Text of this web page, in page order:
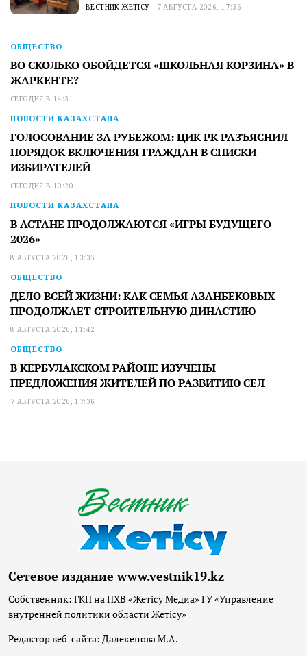
ВЕСТНИК ЖЕТІСУ 7 АВГУСТА 2026, 17:36
ОБЩЕСТВО
ВО СКОЛЬКО ОБОЙДЕТСЯ «ШКОЛЬНАЯ КОРЗИНА» В
ЖАРКЕНТЕ?
СЕГОДНЯ В 14:31
НОВОСТИ КАЗАХСТАНА
ГОЛОСОВАНИЕ ЗА РУБЕЖОМ: ЦИК РК РАЗЪЯСНИЛ
ПОРЯДОК ВКЛЮЧЕНИЯ ГРАЖДАН В СПИСКИ
ИЗБИРАТЕЛЕЙ
СЕГОДНЯ В 10:20
НОВОСТИ КАЗАХСТАНА
В АСТАНЕ ПРОДОЛЖАЮТСЯ «ИГРЫ БУДУЩЕГО
2026»
8 АВГУСТА 2026, 13:35
ОБЩЕСТВО
ДЕЛО ВСЕЙ ЖИЗНИ: КАК СЕМЬЯ АЗАНБЕКОВЫХ
ПРОДОЛЖАЕТ СТРОИТЕЛЬНУЮ ДИНАСТИЮ
8 АВГУСТА 2026, 11:42
ОБЩЕСТВО
В КЕРБУЛАКСКОМ РАЙОНЕ ИЗУЧЕНЫ
ПРЕДЛОЖЕНИЯ ЖИТЕЛЕЙ ПО РАЗВИТИЮ СЕЛ
7 АВГУСТА 2026, 17:36
Сетевое издание www.vestnik19.kz
Собственник: ГКП на ПХВ «Жетісу Медиа» ГУ «Управление
внутренней политики области Жетісу»
Редактор веб-сайта: Далекенова М.А.